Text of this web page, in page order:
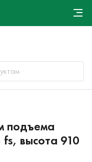
Оплата и доставка
подъема
fs, высота 910